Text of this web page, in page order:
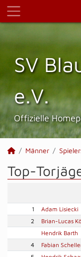
SV
e.V.
Offizielle
Männer
Top-
1 Adam Lisiecki
2
Brian-Lucas
Hendrik Barth
4
Fabian